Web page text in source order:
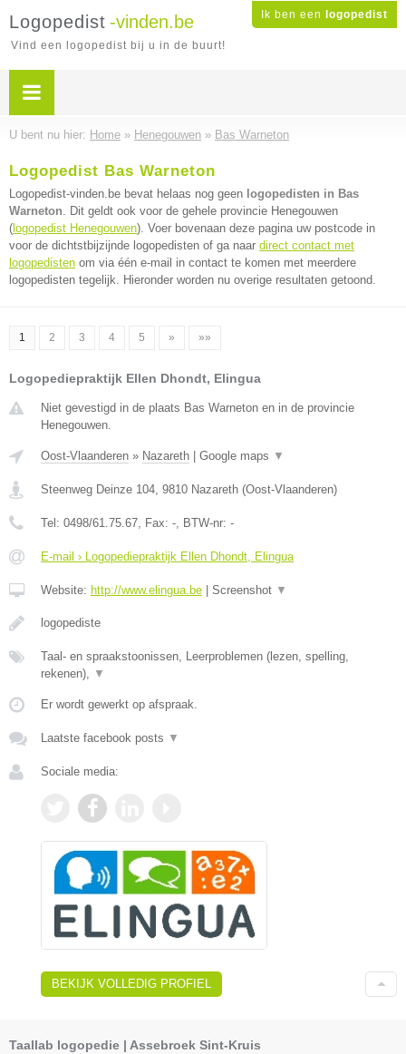
Ik ben een logopedist
Logopedist -vinden.be
Vind een logopedist bij u in de buurt!
U bent nu hier: Home » Henegouwen » Bas Warneton
Logopedist Bas Warneton
Logopedist-vinden.be bevat helaas nog geen logopedisten in Bas
Warneton. Dit geldt ook voor de gehele provincie Henegouwen
( logopedist Henegouwen). Voer bovenaan deze pagina uw postcode in
voor de dichtstbijzijnde logopedisten of ga naar direct contact met
logopedisten om via één e-mail in contact te komen met meerdere
logopedisten tegelijk. Hieronder worden nu overige resultaten getoond.
1 2 3 4 5 » »»
Logopediepraktijk Ellen Dhondt, Elingua
Niet gevestigd in de plaats Bas Warneton en in de provincie
Henegouwen.
Oost-Vlaanderen » Nazareth Google maps ▼
Steenweg Deinze 104, 9810 Nazareth (Oost-Vlaanderen)
Tel: 0498/61.75.67, Fax: -, BTW-nr: -
E-mail › Logopediepraktijk Ellen Dhondt, Elingua
Website: http://www.elingua.be Screenshot ▼
logopediste
Taal- en spraakstoonissen, Leerproblemen (lezen, spelling,
rekenen), ▼
Er wordt gewerkt op afspraak.
Laatste facebook posts ▼
Sociale media:
BEKIJK VOLLEDIG PROFIEL
Taallab logopedie | Assebroek Sint-Kruis